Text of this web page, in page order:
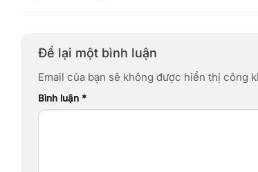
Để lại một bình luận
Email của bạn sẽ không được hiển thị công
Bình luận *